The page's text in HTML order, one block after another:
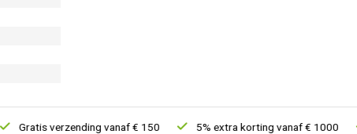
Gratis verzending vanaf € 150 5% extra korting vanaf € 1000